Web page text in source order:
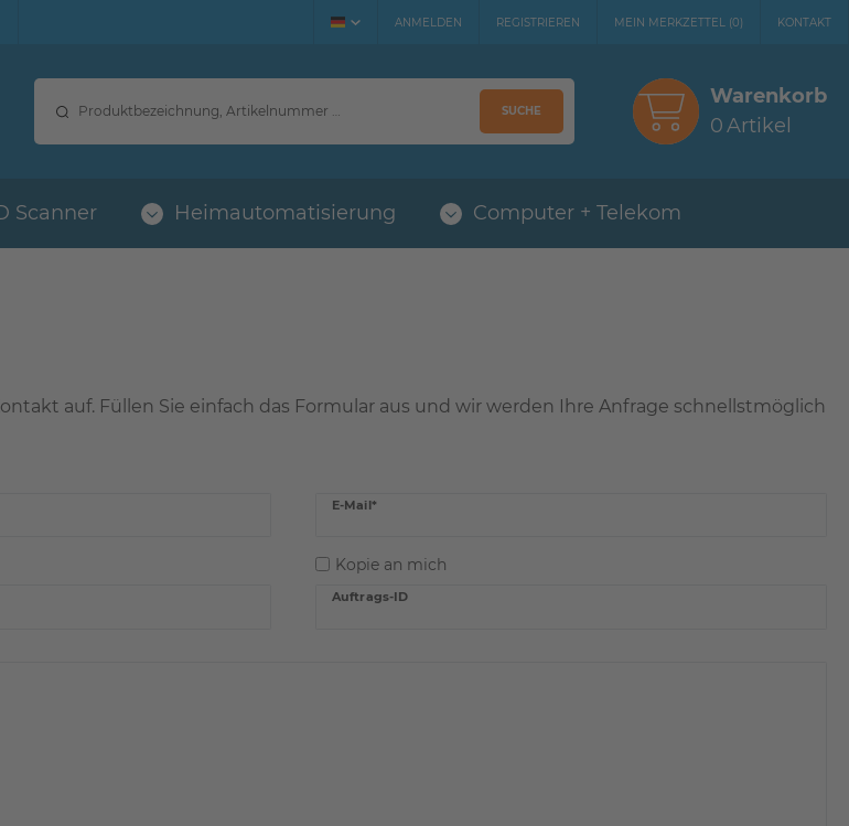
ANMELDEN REGISTRIEREN MEIN MERKZETTEL (0) KONTAKT
SUCHE
Warenkorb
0Artikel
Scanner Heimautomatisierung Computer + Telekom
auf. Füllen Sie einfach das Formular aus und wir werden Ihre Anfrage schnellstmöglich
E-Mail*
Kopie an mich
Auftrags-ID